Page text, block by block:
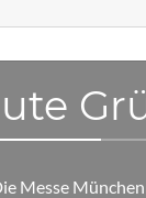
Messe